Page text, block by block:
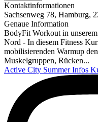
Kontaktinformationen
Sachsenweg 78, Hamburg,
Genaue Information
BodyFit Workout in
Nord - In diesem Fitness
mobilisierenden Warmup
Muskelgruppen, Rücken...
Active City SummerInfos